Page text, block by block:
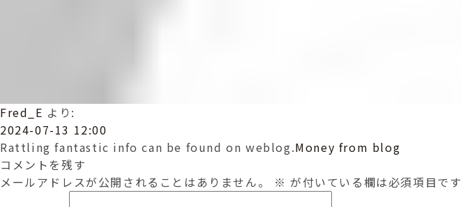
Fred_E より:
2024-07-13 12:00
Rattling fantastic info can be found on weblog.Money from blog
コメントを残す
メールアドレスが公開されることはありません。
※ が付いている欄は必須項目です